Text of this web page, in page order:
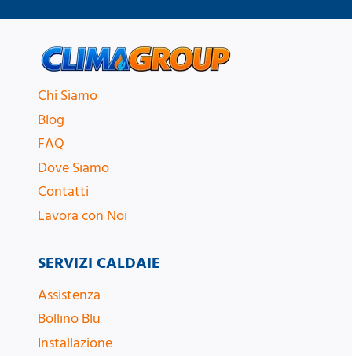
Chi Siamo
Blog
FAQ
Dove Siamo
Contatti
Lavora con Noi
SERVIZI CALDAIE
Assistenza
Bollino Blu
Installazione